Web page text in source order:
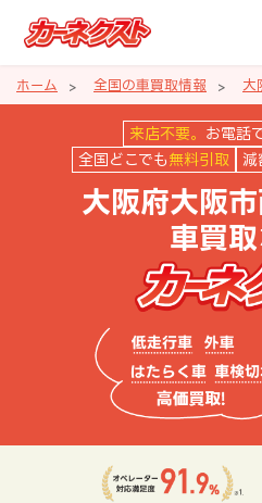
ホーム 全国の車買取情報 大
大阪府大阪市西
来店不要。 お電話
全国どこでも 無料引取 減
大阪府大阪
車買取